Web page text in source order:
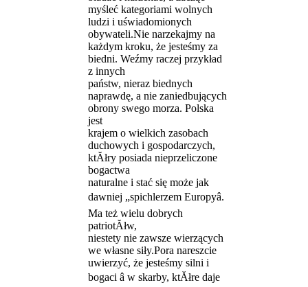
myśleć kategoriami wolnych
ludzi i uświadomionych
obywateli.Nie narzekajmy na
każdym kroku, że jesteśmy za
biedni. Weźmy raczej przykład
z innych
państw, nieraz biednych
naprawdę, a nie zaniedbujących
obrony swego morza. Polska
jest
krajem o wielkich zasobach
duchowych i gospodarczych,
ktĂłry posiada nieprzeliczone
bogactwa
naturalne i stać się może jak
dawniej „spichlerzem Europyâ.
Ma też wielu dobrych
patriotĂłw,
niestety nie zawsze wierzących
we własne siły.Pora nareszcie
uwierzyć, że jesteśmy silni i
bogaci â w skarby, ktĂłre daje